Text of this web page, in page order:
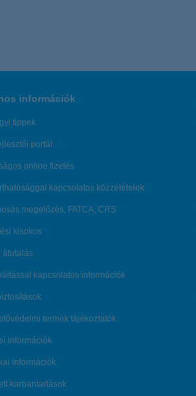
információk
tippek
portál
online fizetés
kapcsolatos közzétételek
megelőzés, FATCA, CRS
kisokos
átutalás
kapcsolatos információk
termék tájékoztatók
információk
információk
karbantartások